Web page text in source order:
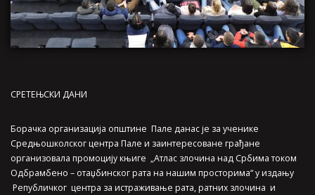
СРЕТЕЊСКИ ДАНИ
Борачка организацијa општине Пале данас је за ученике
Средњошколског центра Пале и заинтересоване грађане
организовала промоцију књиге „Атлас злочина над Србима током
Одбрамбено – отаџбинског рата на нашим просторима“ у издању
Републичког центра за истраживање рата, ратних злочина и